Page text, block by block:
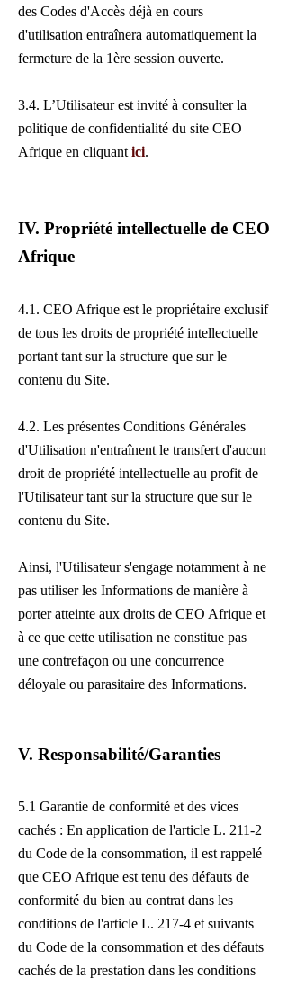
des Codes d'Accès déjà en cours
d'utilisation entraînera automatiquement la
fermeture de la 1ère session ouverte.
3.4. L’Utilisateur est invité à consulter la
politique de confidentialité du site CEO
Afrique en cliquant ici.
IV. Propriété intellectuelle de CEO
Afrique
4.1. CEO Afrique est le propriétaire exclusif
de tous les droits de propriété intellectuelle
portant tant sur la structure que sur le
contenu du Site.
4.2. Les présentes Conditions Générales
d'Utilisation n'entraînent le transfert d'aucun
droit de propriété intellectuelle au profit de
l'Utilisateur tant sur la structure que sur le
contenu du Site.
Ainsi, l'Utilisateur s'engage notamment à ne
pas utiliser les Informations de manière à
porter atteinte aux droits de CEO Afrique et
à ce que cette utilisation ne constitue pas
une contrefaçon ou une concurrence
déloyale ou parasitaire des Informations.
V. Responsabilité/Garanties
5.1 Garantie de conformité et des vices
cachés : En application de l'article L. 211-2
du Code de la consommation, il est rappelé
que CEO Afrique est tenu des défauts de
conformité du bien au contrat dans les
conditions de l'article L. 217-4 et suivants
du Code de la consommation et des défauts
cachés de la prestation dans les conditions